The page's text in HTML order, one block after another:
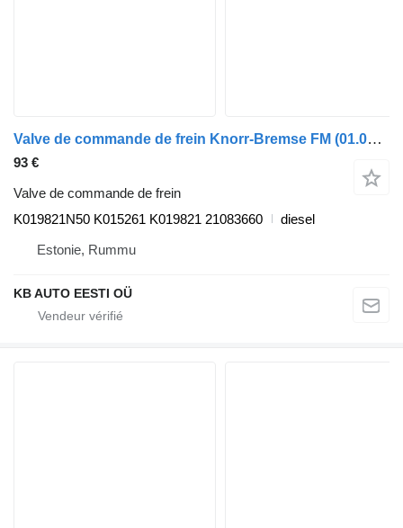
Valve de commande de frein Knorr-Bremse FM (01.05-) K019821N50 pour camion Volvo FM7-FM12, FM, FMX (1998-2014)
93 €
Valve de commande de frein
K019821N50 K015261 K019821 21083660
diesel
Estonie, Rummu
KB AUTO EESTI OÜ